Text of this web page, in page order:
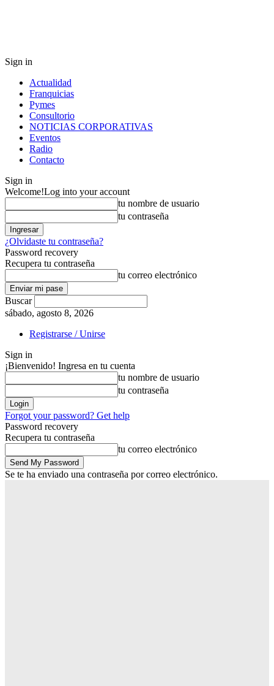
Sign in
Actualidad
Franquicias
Pymes
Consultorio
NOTICIAS CORPORATIVAS
Eventos
Radio
Contacto
Sign in
Welcome!Log into your account
tu nombre de usuario
tu contraseña
¿Olvidaste tu contraseña?
Password recovery
Recupera tu contraseña
tu correo electrónico
Buscar
sábado, agosto 8, 2026
Registrarse / Unirse
Sign in
¡Bienvenido! Ingresa en tu cuenta
tu nombre de usuario
tu contraseña
Forgot your password? Get help
Password recovery
Recupera tu contraseña
tu correo electrónico
Se te ha enviado una contraseña por correo electrónico.